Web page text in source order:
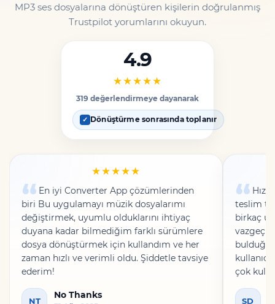
MP3 ses dosyalarına dönüştüren kişilerin doğrulanmış
Trustpilot yorumlarını okuyun.
4.9
★★★★★
319 değerlendirmeye dayanarak
✓ Dönüştürme sonrasında toplanır
★★★★★
En iyi Converter App çözümlerinden
biri Bu uygulamayı müzik dosyalarımı
değiştirmek, uyumlu olduklarını ihtiyaç
duyana kadar bilmediğim farklı sürümlere
dosya dönüştürmek için kullandım ve her
zaman hızlı ve verimli oldu. Şiddetle tavsiye
ederim!
NT
No Thanks
teslim
birkaç
çok
ederim.
SD